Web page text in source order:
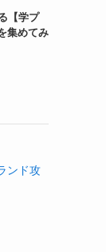
【学プ
集めてみ
ンド攻